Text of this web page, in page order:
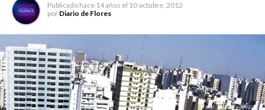
Publicado hace 14 años el 10 octubre, 2012
por Diario de Flores